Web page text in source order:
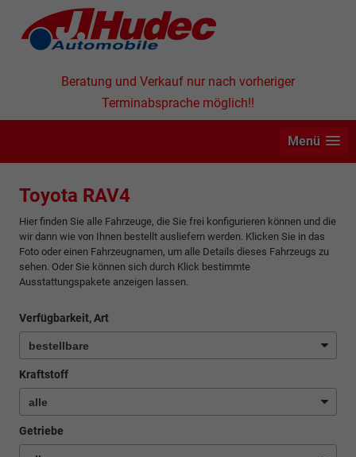
Beratung und Verkauf nur nach vorheriger
Terminabsprache möglich!!
Menü
Toyota RAV4
Hier finden Sie alle Fahrzeuge, die Sie frei konfigurieren können und die
wir dann wie von Ihnen bestellt ausliefern werden. Klicken Sie in das
Foto oder einen Fahrzeugnamen, um alle Details dieses Fahrzeugs zu
sehen. Oder Sie können sich durch Klick bestimmte
Ausstattungspakete anzeigen lassen.
Verfügbarkeit, Art
Kraftstoff
Getriebe